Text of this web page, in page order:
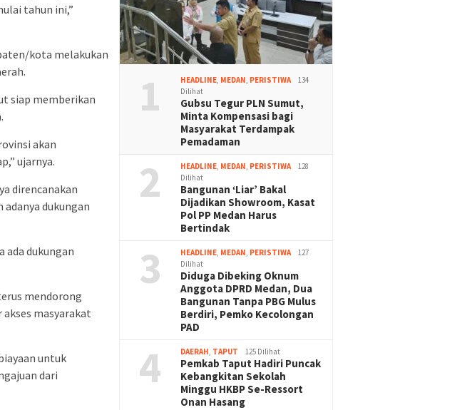
tahun ini,”
kota melakukan
siap memberikan
akan
ujarnya.
direncanakan
dukungan
ada dukungan
mendorong
masyarakat
untuk
dari
1 HEADLINE, MEDAN, PERISTIWA
134
Dilihat
Gubsu Tegur PLN Sumut,
Minta Kompensasi bagi
Masyarakat Terdampak
Pemadaman
2 HEADLINE, MEDAN, PERISTIWA
128
Dilihat
Bangunan ‘Liar’ Bakal
Dijadikan Showroom, Kasat
Pol PP Medan Harus
Bertindak
3 HEADLINE, MEDAN, PERISTIWA
127
Dilihat
Diduga Dibeking Oknum
Anggota DPRD Medan, Dua
Bangunan Tanpa PBG Mulus
Berdiri, Pemko Kecolongan
PAD
4 DAERAH, TAPUT 125 Dilihat
Pemkab Taput Hadiri Puncak
Kebangkitan Sekolah
Minggu HKBP Se-Ressort
Onan Hasang